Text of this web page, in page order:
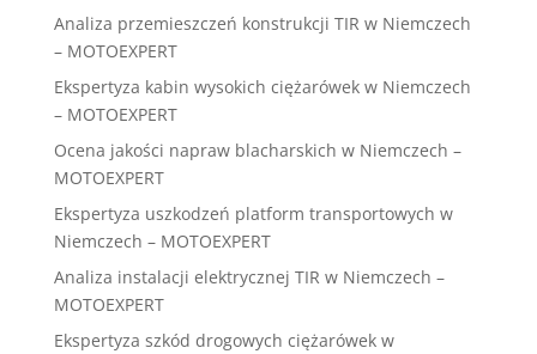
Analiza przemieszczeń konstrukcji TIR w Niemczech
– MOTOEXPERT
Ekspertyza kabin wysokich ciężarówek w Niemczech
– MOTOEXPERT
Ocena jakości napraw blacharskich w Niemczech –
MOTOEXPERT
Ekspertyza uszkodzeń platform transportowych w
Niemczech – MOTOEXPERT
Analiza instalacji elektrycznej TIR w Niemczech –
MOTOEXPERT
Ekspertyza szkód drogowych ciężarówek w